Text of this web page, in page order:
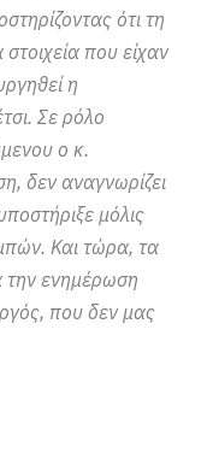
ότι τη
που είχαν
η
Σε ρόλο
ο κ.
δεν αναγνωρίζει
μόλις
Και τώρα, τα
την ενημέρωση
που δεν μας